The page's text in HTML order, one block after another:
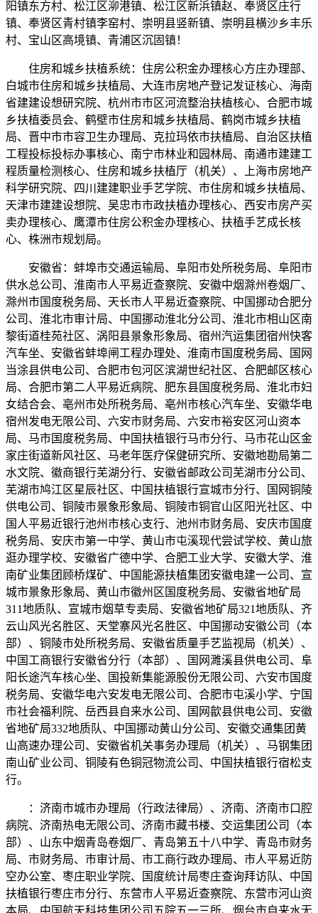
阳镇东方村、松江区泖港镇、松江区新浜镇赵、奉贤区庄行
镇、奉贤区青村镇李窑村、崇明县竖新镇、崇明县横沙乡丰乐
村、宝山区高境镇、青浦区沉固镇！
住房和城乡扶植系统：住房公积金办理核心方庄办理部、
白城市住房和城乡扶植局、大连市房地产登记发证核心、海南
省建建设想研究院、杭州市市区河流整治扶植核心、合肥市城
乡扶植委员会、鹤壁市住房和城乡扶植局、鹤岗市城乡扶植
局、晋中市市容卫生办理局、克拉玛依市扶植局、自治区扶植
工程投标投标办事核心、南宁市林业和园林局、南通市建建工
程质量检测核心、住房和城乡扶植厅（机关）、上海市房地产
科学研究院、四川建建职业手艺学院、市住房和城乡扶植局、
天津市建建设想院、吴忠市市政扶植办理核心、西安市房产买
卖办理核心、鹰潭市住房公积金办理核心、扶植手艺成长核
心、株洲市规划局。
安徽省：蚌埠市交通运输局、阜阳市处所税务局、阜阳市
供水总公司、淮南市人平易近查察院、安徽中烟滁州卷烟厂、
滁州市国度税务局、天长市人平易近查察院、中国挪动合肥分
公司、淮北市审计局、中国挪动淮北分公司、淮北市相山区南
黎街道桂苑社区、涡阳县景象形象局、宿州汽运集团宿州快客
汽车坐、安徽省蚌埠闸工程办理处、淮南市国度税务局、国网
当涂县供电公司、合肥市包河区滨湖世纪社区、合肥邮区核心
局、合肥市第二人平易近病院、肥东县国度税务局、淮北市妇
女结合会、亳州市处所税务局、亳州市核心汽车坐、安徽华电
宿州发电无限公司、六安市财务局、六安市裕安区河山资本
局、马市国度税务局、中国扶植银行马市分行、马市花山区金
家庄街道新风社区、马老年医疗保健研究所、安徽地勘局第二
水文院、徽商银行芜湖分行、安徽省邮政公司芜湖市分公司、
芜湖市鸠江区星辰社区、中国扶植银行宣城市分行、国网铜陵
供电公司、铜陵市景象形象局、铜陵市铜官山区阳光社区、中
国人平易近银行池州市核心支行、池州市财务局、安庆市国度
税务局、安庆市第一中学、黄山市屯溪现代尝试学校、黄山旅
逛办理学校、安徽省广德中学、合肥工业大学、安徽大学、淮
南矿业集团顾桥煤矿、中国能源扶植集团安徽电建一公司、宣
城市景象形象局、黄山市徽州区国度税务局、安徽省地矿局
311地质队、宣城市烟草专卖局、安徽省地矿局321地质队、齐
云山风光名胜区、天堂寨风光名胜区、中国挪动安徽公司（本
部）、铜陵市处所税务局、安徽省质量手艺监视局（机关）、
中国工商银行安徽省分行（本部）、国网濉溪县供电公司、阜
阳长途汽车核心坐、国投新集能源股份无限公司、六安市国度
税务局、安徽华电六安发电无限公司、合肥市屯溪小学、宁国
市社会福利院、岳西县自来水公司、国网歙县供电公司、安徽
省地矿局332地质队、中国挪动黄山分公司、安徽交通集团黄
山高速办理公司、安徽省机关事务办理局（机关）、马钢集团
南山矿业公司、铜陵有色铜冠物流公司、中国扶植银行宿松支
行。
：济南市城市办理局（行政法律局）、济南、济南市口腔
病院、济南热电无限公司、济南市藏书楼、交运集团公司（本
部）、山东中烟青岛卷烟厂、青岛第五十八中学、青岛市财务
局、市财务局、市审计局、市工商行政办理局、市人平易近防
空办公室、枣庄职业学院、国度统计局枣庄查询拜访队、中国
扶植银行枣庄市分行、东营市人平易近查察院、东营市河山资